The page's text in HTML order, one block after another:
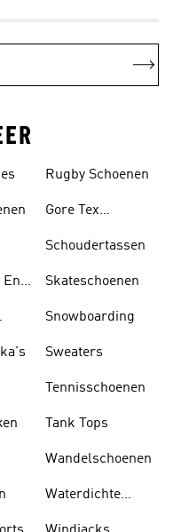
En
Rugby Schoenen
Gore Tex
Schoudertassen
Skateschoenen
Snowboarding
Sweaters
Tennisschoenen
Tank Tops
Wandelschoenen
Waterdichte